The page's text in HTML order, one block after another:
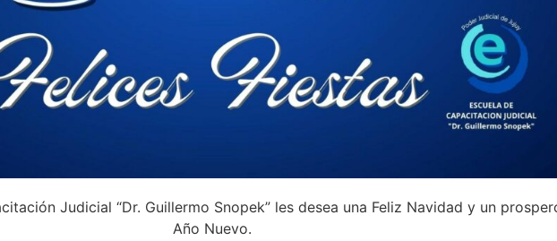
Judicial “Dr. Guillermo Snopek” les desea una Feliz Navidad y un
Año Nuevo.